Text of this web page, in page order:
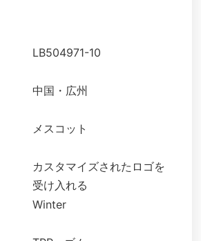
LB504971-10
中国・広州
メスコット
カスタマイズされたロゴを
受け入れる
Winter